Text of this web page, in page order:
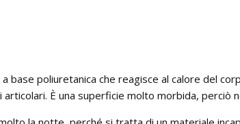
base poliuretanica che reagisce al calore del
È una superficie molto morbida, perciò